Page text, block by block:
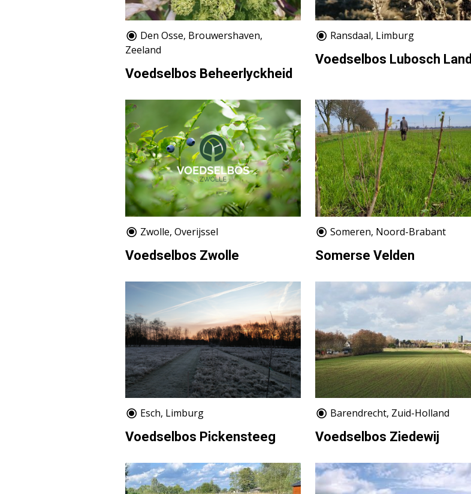
Den Osse, Brouwershaven,
Zeeland
Voedselbos Beheerlyckheid
Ransdaal, Limburg
Voedselbos Lubosch Land
Zwolle, Overijssel
Voedselbos Zwolle
Someren, Noord-Brabant
Somerse Velden
Esch, Limburg
Voedselbos Pickensteeg
Barendrecht, Zuid-Holland
Voedselbos Ziedewij